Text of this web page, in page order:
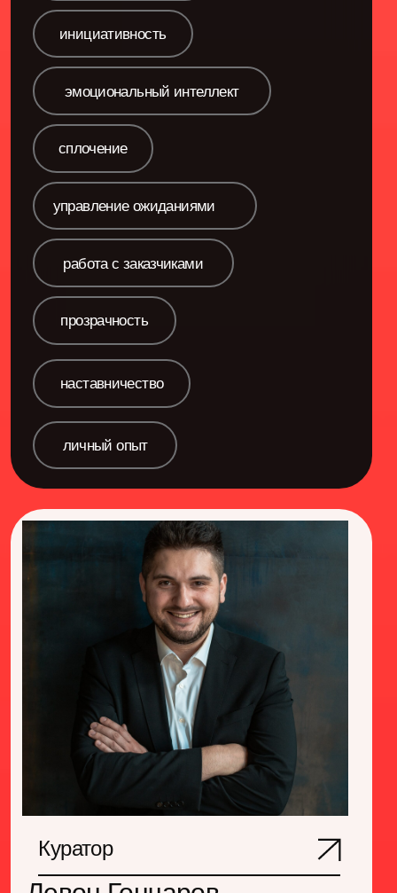
гибкое стратегирование
кризис-менеджмент
системная устойчивость
цена ошибок
зрелый менеджмент
О чем говорим
Как выстроить систему
работы, которая будет
устойчива к давлению,
рискам и новым
вызовам рынка